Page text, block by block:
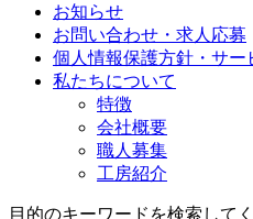
お知らせ
お問い合わせ・求人応募
個人情報保護方針・サー
私たちについて
特徴
会社概要
職人募集
工房紹介
目的のキーワードを検索してく